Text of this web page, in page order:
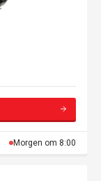
Morgen om 8:00